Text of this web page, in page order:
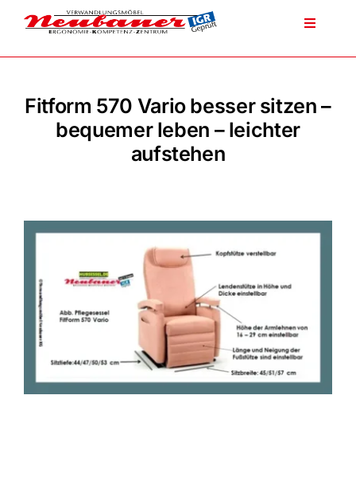
Inhalt
Toggle
Produkte
Über Neubauer
Tel.: 0911 225217
Fitform Sessel
Vela Trippel Stuhl
Fitform 570 Vario besser sitzen –
bequemer leben – leichter
aufstehen